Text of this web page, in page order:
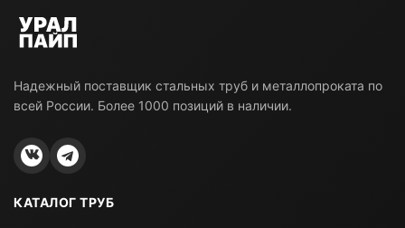
Надежный поставщик стальных труб и металлопроката по
всей России. Более 1000 позиций в наличии.
КАТАЛОГ ТРУБ